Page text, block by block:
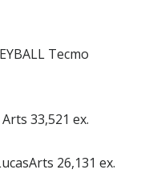
Tecmo
33,521 ex.
26,131 ex.